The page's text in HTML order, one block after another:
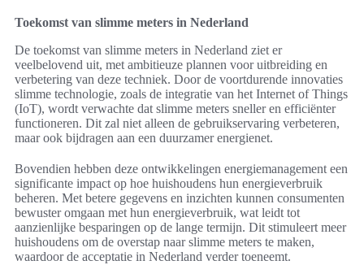
Toekomst van slimme meters in Nederland
De toekomst van slimme meters in Nederland ziet er
veelbelovend uit, met ambitieuze plannen voor uitbreiding en
verbetering van deze techniek. Door de voortdurende innovaties
slimme technologie, zoals de integratie van het Internet of Things
(IoT), wordt verwachte dat slimme meters sneller en efficiënter
functioneren. Dit zal niet alleen de gebruikservaring verbeteren,
maar ook bijdragen aan een duurzamer energienet.
Bovendien hebben deze ontwikkelingen energiemanagement een
significante impact op hoe huishoudens hun energieverbruik
beheren. Met betere gegevens en inzichten kunnen consumenten
bewuster omgaan met hun energieverbruik, wat leidt tot
aanzienlijke besparingen op de lange termijn. Dit stimuleert meer
huishoudens om de overstap naar slimme meters te maken,
waardoor de acceptatie in Nederland verder toeneemt.